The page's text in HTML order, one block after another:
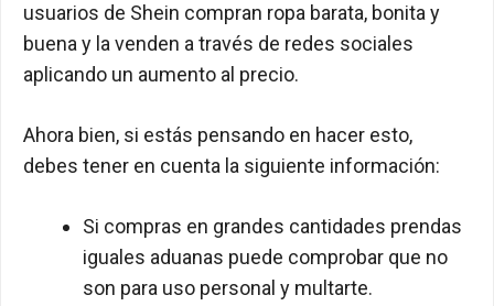
usuarios de Shein compran ropa barata, bonita y
buena y la venden a través de redes sociales
aplicando un aumento al precio.
Ahora bien, si estás pensando en hacer esto,
debes tener en cuenta la siguiente información:
Si compras en grandes cantidades prendas
iguales aduanas puede comprobar que no
son para uso personal y multarte.